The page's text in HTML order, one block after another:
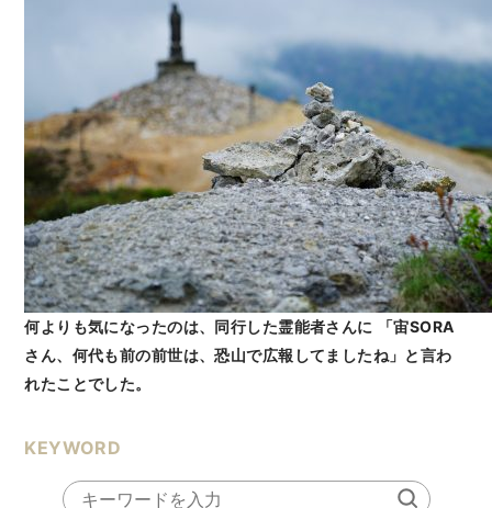
何よりも気になったのは、同行した霊能者さんに
「宙SORA
さん、何代も前の前世は、恐山で広報してましたね」と言わ
れたことでした。
KEYWORD